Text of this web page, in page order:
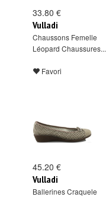
33.80 €
Vulladi
Chaussons Femelle
Léopard Chaussures...
Favori
45.20 €
Vulladi
Ballerines Craquele